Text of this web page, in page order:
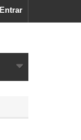
Entrar